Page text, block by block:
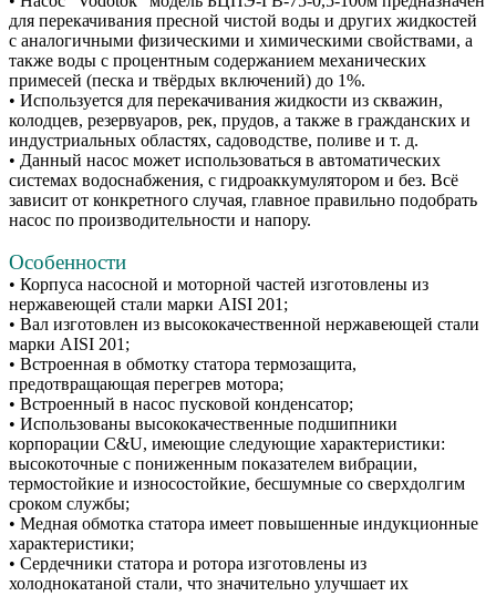
для перекачивания пресной чистой воды и других жидкостей
с аналогичными физическими и химическими свойствами, а
также воды с процентным содержанием механических
примесей (песка и твёрдых включений) до 1%.
• Используется для перекачивания жидкости из скважин,
колодцев, резервуаров, рек, прудов, а также в гражданских и
индустриальных областях, садоводстве, поливе и т. д.
• Данный насос может использоваться в автоматических
системах водоснабжения, с гидроаккумулятором и без. Всё
зависит от конкретного случая, главное правильно подобрать
насос по производительности и напору.
Особенности
• Корпуса насосной и моторной частей изготовлены из
нержавеющей стали марки AISI 201;
• Вал изготовлен из высококачественной нержавеющей стали
марки AISI 201;
• Встроенная в обмотку статора термозащита,
предотвращающая перегрев мотора;
• Встроенный в насос пусковой конденсатор;
• Использованы высококачественные подшипники
корпорации C&U, имеющие следующие характеристики:
высокоточные с пониженным показателем вибрации,
термостойкие и износостойкие, бесшумные со сверхдолгим
сроком службы;
• Медная обмотка статора имеет повышенные индукционные
характеристики;
• Сердечники статора и ротора изготовлены из
холоднокатаной стали, что значительно улучшает их